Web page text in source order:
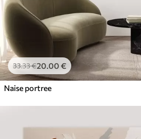
33.33€20.00 €
Naise portree